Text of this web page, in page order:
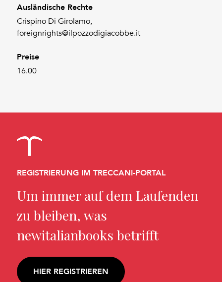
Ausländische Rechte
Crispino Di Girolamo,
foreignrights@ilpozzodigiacobbe.it
Preise
16.00
REGISTRIERUNG IM TRECCANI-PORTAL
Um immer auf dem Laufenden
zu bleiben, was
newitalianbooks betrifft
HIER REGISTRIEREN